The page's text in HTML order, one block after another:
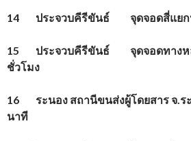
14 ประจวบคีรีขันธ์ จุดจอดสี่แยก
15 ประจวบคีรีขันธ์ จุดจอดทาง
ชั่วโมง
16 ระนอง สถานีขนส่งผู้โดยสาร
นาที